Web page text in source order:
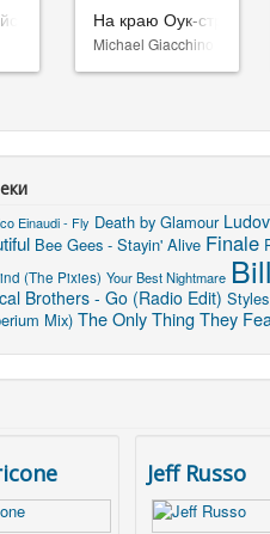
3 На краю Оук-стрит
Michael Giacchino
Einaudi - Fly Death by Glamour
Bee Gees - Stayin' Alive Finale
(The Pixies) Your Best Nightmare
Brothers - Go (Radio Edit)
Mix) The Only Thing They
Jeff Russo